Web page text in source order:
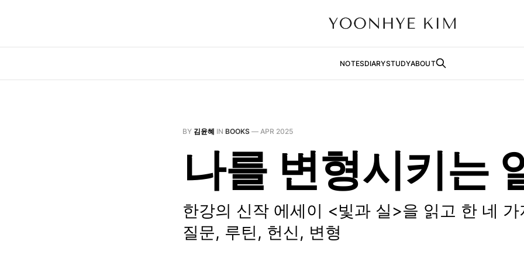
NOTESDIARYSTUDYABOUT
BY 김윤혜 IN BOOKS — APR 2025
나를 변형시키는
한강의 신작 에세이 <빛과 실>을 읽고 한 네
질문, 루틴, 헌신, 변형